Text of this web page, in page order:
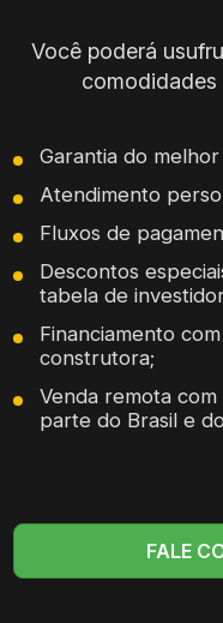
Você poderá
Garantia do
Atendimento
Fluxos de
Descontos
tabela de
Financiamento
construtora;
Venda remota
parte do Brasil e
FALE